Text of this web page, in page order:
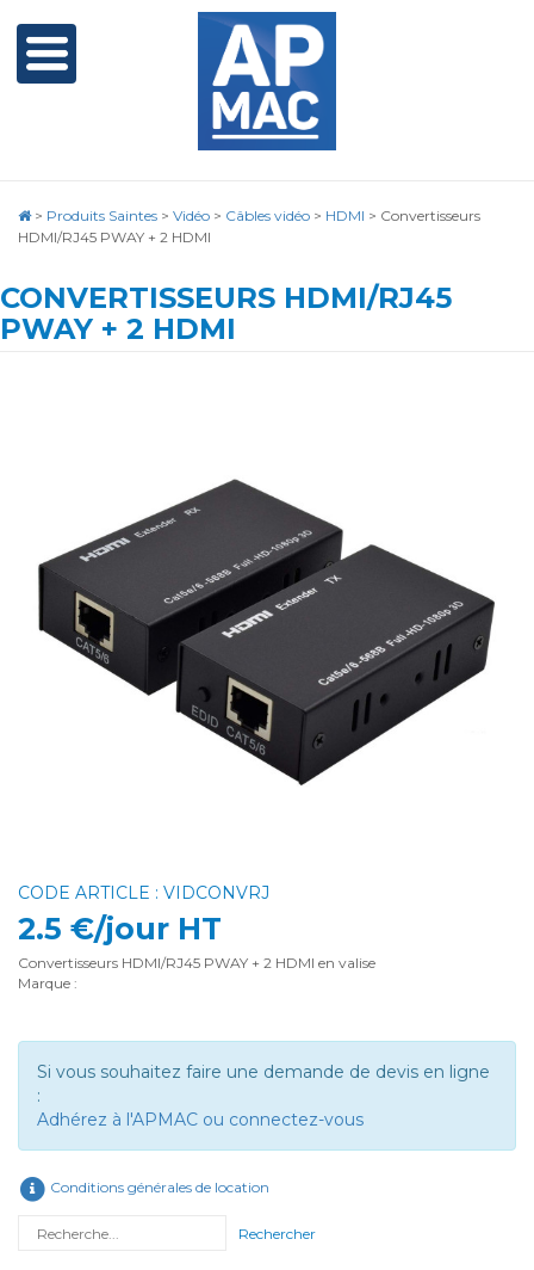
> Produits Saintes > Vidéo > Câbles vidéo > HDMI > Convertisseurs
HDMI/RJ45 PWAY + 2 HDMI
CONVERTISSEURS HDMI/RJ45
PWAY + 2 HDMI
CODE ARTICLE : VIDCONVRJ
2.5 €/jour HT
Convertisseurs HDMI/RJ45 PWAY + 2 HDMI en valise
Marque :
Si vous souhaitez faire une demande de devis en ligne
:
Adhérez à l'APMAC ou connectez-vous
Conditions générales de location
Rechercher